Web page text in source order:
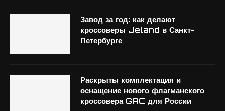
Завод за год: как делают
кроссоверы Jeland в Санкт-
Петербурге
Раскрыты комплектация и
оснащение нового флагманского
кроссовера GAC для России